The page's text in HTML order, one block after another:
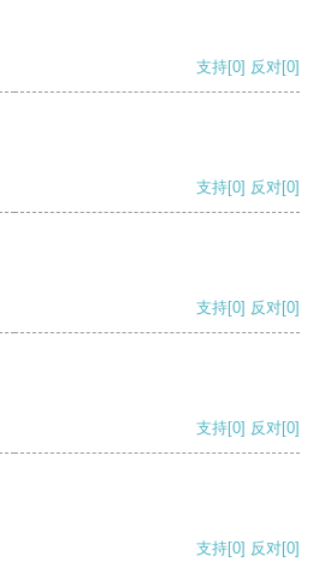
支持[0] 反对[0]
支持[0] 反对[0]
支持[0] 反对[0]
支持[0] 反对[0]
支持[0] 反对[0]